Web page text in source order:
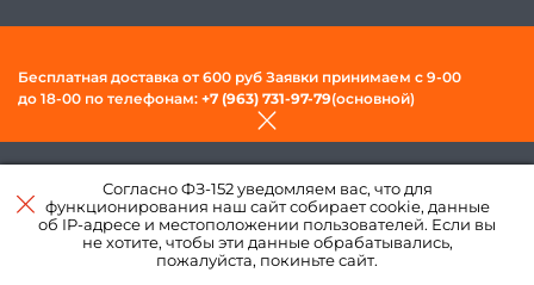
Политика конфиденциальности и обработки персональных
данных
агентстве«Пегас»
Согласно ФЗ-152 уведомляем вас, что для
функционирования наш сайт собирает cookie, данные
об IP-адресе и местоположении пользователей. Если вы
не хотите, чтобы эти данные обрабатывались,
пожалуйста, покиньте сайт.
Бесплатная доставка от 600 руб Заявки принимаем c 9-00
до 18-00 по телефонам: +7 (963) 731-97-79(основной)